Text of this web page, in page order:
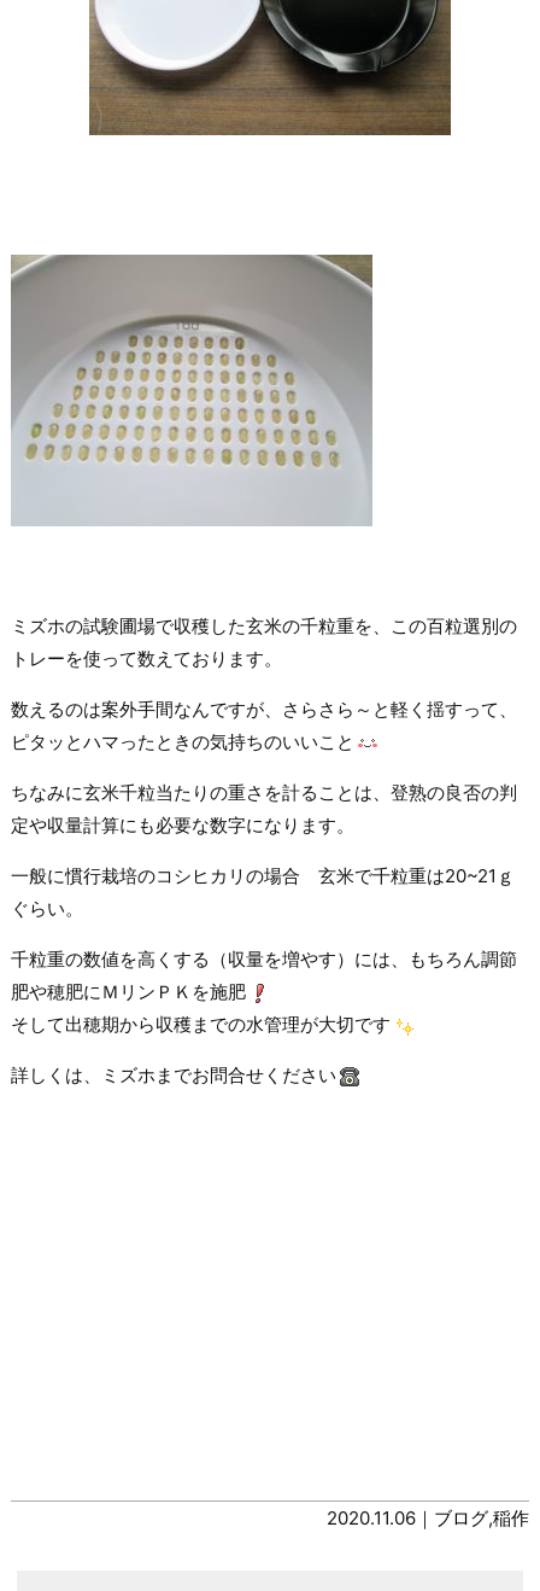
ミズホの試験圃場で収穫した玄米の千粒重を、この百粒選別の
トレーを使って数えております。
数えるのは案外手間なんですが、さらさら～と軽く揺すって、
ピタッとハマったときの気持ちのいいこと
ちなみに玄米千粒当たりの重さを計ることは、登熟の良否の判
定や収量計算にも必要な数字になります。
一般に慣行栽培のコシヒカリの場合 玄米で千粒重は20~21ｇ
ぐらい。
千粒重の数値を高くする（収量を増やす）には、もちろん調節
肥や穂肥にＭリンＰＫを施肥
そして出穂期から収穫までの水管理が大切です
詳しくは、ミズホまでお問合せください
2020.11.06｜ ブログ,稲作